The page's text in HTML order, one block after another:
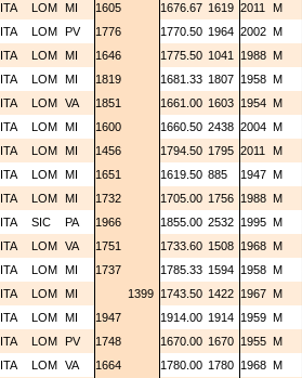
ITA LOM MI 1605 1676.67 1619 2011 M
ITA LOM PV 1776 1770.50 1964 2002 M
ITA LOM MI 1646 1775.50 1041 1988 M
ITA LOM MI 1819 1681.33 1807 1958 M
ITA LOM VA 1851 1661.00 1603 1954 M
ITA LOM MI 1600 1660.50 2438 2004 M
ITA LOM MI 1456 1794.50 1795 2011 M
ITA LOM MI 1651 1619.50 885 1947 M
ITA LOM MI 1732 1705.00 1756 1988 M
ITA SIC PA 1966 1855.00 2532 1995 M
ITA LOM VA 1751 1733.60 1508 1968 M
ITA LOM MI 1737 1785.33 1594 1958 M
ITA LOM MI 1399 1743.50 1422 1967 M
ITA LOM MI 1947 1914.00 1914 1959 M
ITA LOM PV 1748 1670.00 1670 1955 M
ITA LOM VA 1664 1780.00 1780 1968 M